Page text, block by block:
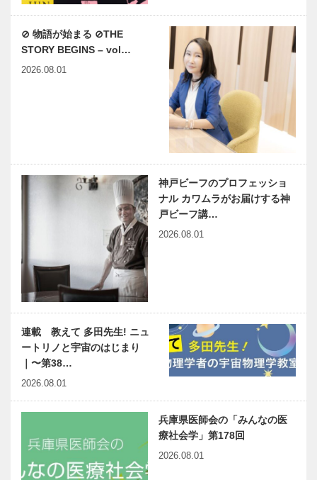
⊘ 物語が始まる ⊘THE
STORY BEGINS – vol…
2026.08.01
神戸ビーフのプロフェッショ
ナル カワムラがお届けする神
戸ビーフ講…
2026.08.01
連載 教えて 多田先生! ニュ
ートリノと宇宙のはじまり
｜〜第38…
2026.08.01
兵庫県医師会の「みんなの医
療社会学」第178回
2026.08.01